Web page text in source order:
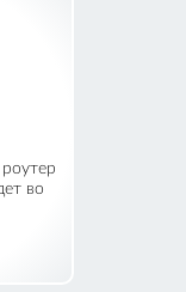
во